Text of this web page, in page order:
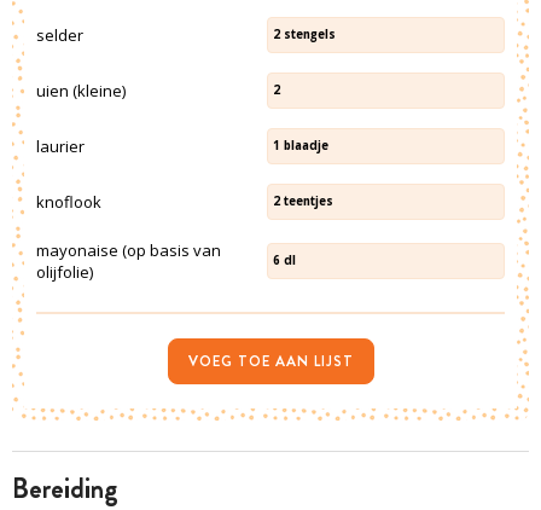
bereiding
selder 2 stengels
uien (kleine) 2
laurier 1 blaadje
knoflook 2 teentjes
mayonaise (op basis van
olijfolie)
6 dl
VOEG TOE AAN LIJST